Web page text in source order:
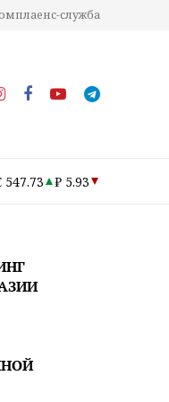
служба
547.73 ₽ 5.93